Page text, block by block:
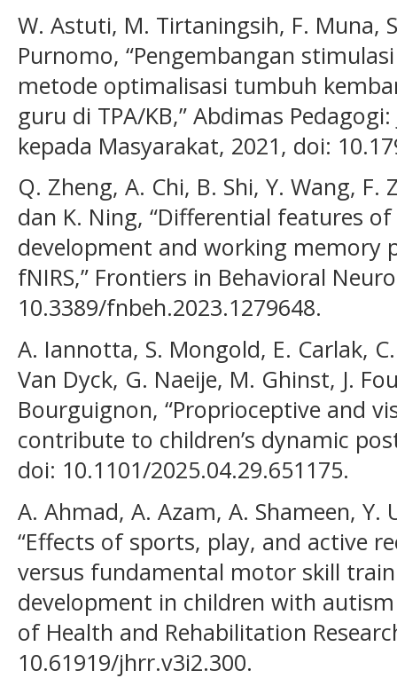
W. Astuti, M. Tirtaningsih, F. Muna,
Purnomo, “Pengembangan
metode optimalisasi tumbuh
guru di TPA/KB,” Abdimas
kepada Masyarakat, 2021, doi:
Q. Zheng, A. Chi, B. Shi, Y. Wang,
dan K. Ning, “Differential features
development and working memory
fNIRS,” Frontiers in Behavioral
10.3389/fnbeh.2023.1279648.
A. Iannotta, S. Mongold, E. Carlak,
Van Dyck, G. Naeije, M. Ghinst, J.
Bourguignon, “Proprioceptive and
contribute to children’s dynamic
doi: 10.1101/2025.04.29.651175.
A. Ahmad, A. Azam, A. Shameen,
“Effects of sports, play, and active
versus fundamental motor skill
development in children with
of Health and Rehabilitation
10.61919/jhrr.v3i2.300.